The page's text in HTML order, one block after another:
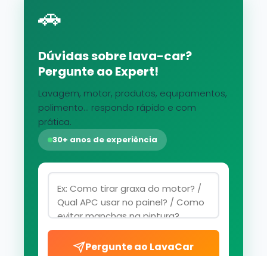
🚗
Dúvidas sobre lava-car?
Pergunte ao Expert!
Lavagem, motor, produtos, equipamentos,
polimento... respondo rápido e com
prática.
30+ anos de experiência
Pergunte ao LavaCar